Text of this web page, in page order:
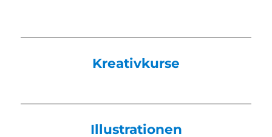
Kreativkurse
Illustrationen